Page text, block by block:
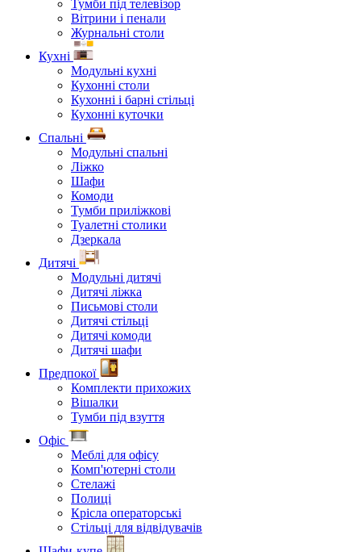
Тумби під телевізор
Вітрини і пенали
Журнальні столи
Кухні
Модульні кухні
Кухонні столи
Кухонні і барні стільці
Кухонні куточки
Спальні
Модульні спальні
Ліжко
Шафи
Комоди
Тумби приліжкові
Туалетні столики
Дзеркала
Дитячі
Модульні дитячі
Дитячі ліжка
Письмові столи
Дитячі стільці
Дитячі комоди
Дитячі шафи
Предпокої
Комплекти прихожих
Вішалки
Тумби під взуття
Офіс
Меблі для офісу
Комп'ютерні столи
Стелажі
Полиці
Крісла операторські
Стільці для відвідувачів